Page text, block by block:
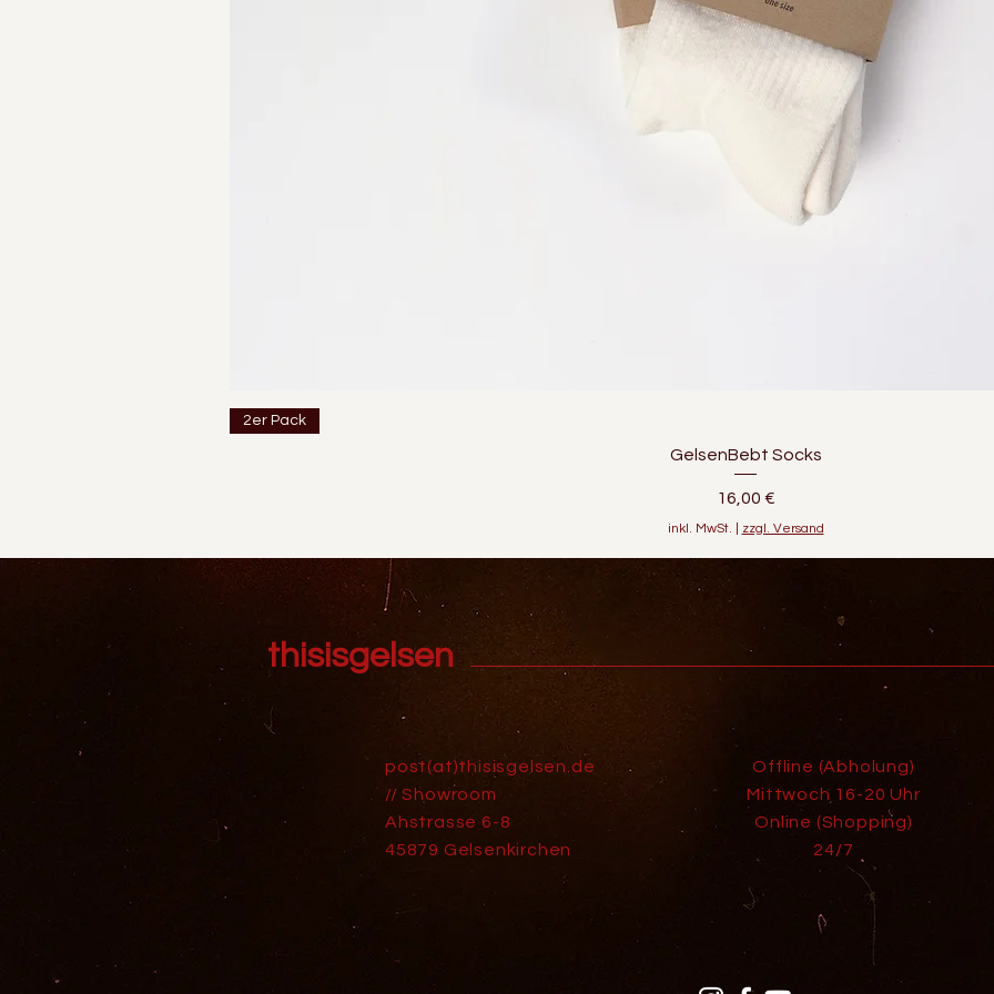
2er Pack
GelsenBebt Socks
Preis
16,00 €
inkl. MwSt. zzgl. Versand
thisisgelsen
post(at)thisisgelsen.de
// Showroom
Ahstrasse 6-8
45879 Gelsenkirchen
Offline (Abholung)
Mittwoch 16-20 Uhr
Online (Shopping)
24/7